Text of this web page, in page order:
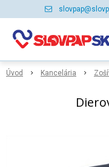
Úvod Kancelária